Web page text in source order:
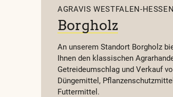
AGRAVIS WESTFALEN-
Borgholz
An unserem Standort Borgholz
Ihnen den klassischen
Getreideumschlag und Verkauf
Düngemittel,
Futtermittel.